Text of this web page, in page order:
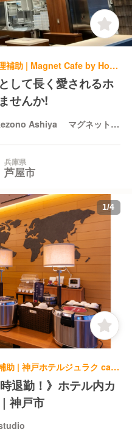
洋食・西洋料理 | 調理見習い・調理補助 | Magnet Cafe by Hotel Takezono Ashiya マグネットカフェ 芦屋
して長く愛されるホ
せんか!
Ashiya マグネットカ
兵庫県
芦屋市
1/4
ホテル・旅館 | 調理見習い・調理補助 | 神戸ホテルジュラク café estudio
退勤！》ホテル内カ
神戸市